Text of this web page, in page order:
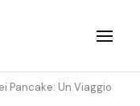
Pancake: Un Viaggio